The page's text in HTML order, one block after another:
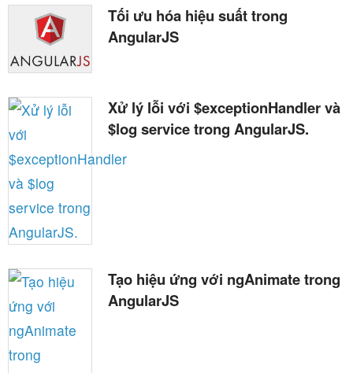
Tối ưu hóa hiệu suất trong
AngularJS
Xử lý lỗi với $exceptionHandler và
$log service trong AngularJS.
Tạo hiệu ứng với ngAnimate trong
AngularJS